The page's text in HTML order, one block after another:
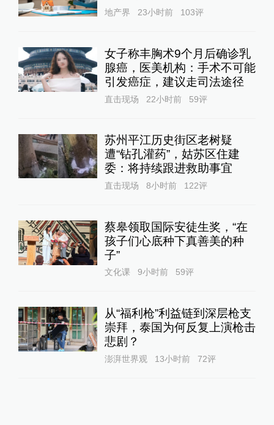
地产界 23小时前 103评
女子称丰胸术9个月后确诊乳
腺癌，医美机构：手术不可能
引发癌症，建议走司法途径
直击现场 22小时前 59评
苏州平江历史街区老树疑
遭“钻孔灌药”，姑苏区住建
委：将持续跟进救助事宜
直击现场 8小时前 122评
蔡皋领取国际安徒生奖，“在
孩子们心底种下真善美的种
子”
文化课 9小时前 59评
从“福利枪”利益链到深层枪支
崇拜，泰国为何反复上演枪击
悲剧？
澎湃世界观 13小时前 72评